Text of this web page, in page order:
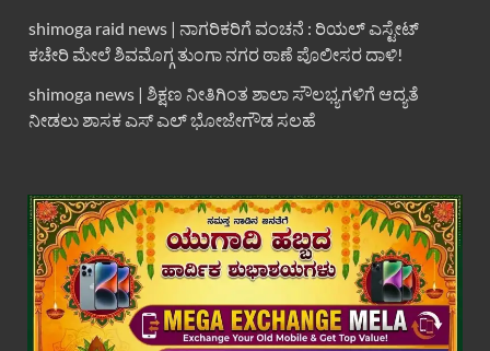
shimoga raid news | ನಾಗರಿಕರಿಗೆ ವಂಚನೆ : ರಿಯಲ್ ಎಸ್ಟೇಟ್
ಕಚೇರಿ ಮೇಲೆ ಶಿವಮೊಗ್ಗ ತುಂಗಾ ನಗರ ಠಾಣೆ ಪೊಲೀಸರ ದಾಳಿ!
shimoga news | ಶಿಕ್ಷಣ ನೀತಿಗಿಂತ ಶಾಲಾ ಸೌಲಭ್ಯಗಳಿಗೆ ಆದ್ಯತೆ
ನೀಡಲು ಶಾಸಕ ಎಸ್ ಎಲ್ ಭೋಜೇಗೌಡ ಸಲಹೆ